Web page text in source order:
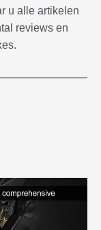
u alle artikelen
reviews en